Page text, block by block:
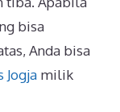
bisa
Anda bisa
Jogja milik